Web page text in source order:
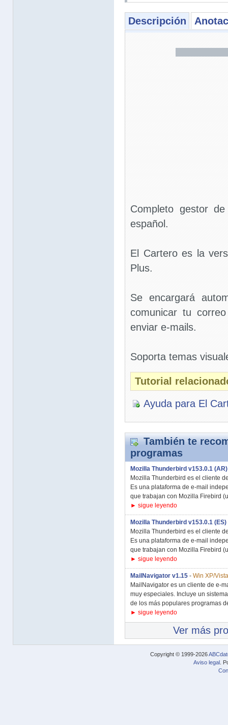
Descripción
Completo gestor
español.
El Cartero es la
Plus.
Se encargará
comunicar tu
enviar e-mails.
Soporta temas
Tutorial
Ayuda para El
También te
programas
Mozilla Thunderbird v153.0.1 (AR)
Mozilla Thunderbird es el cliente
Es una plataforma de e-mail
que trabajan con Mozilla Firebird
► sigue leyendo
Mozilla Thunderbird v153.0.1 (ES)
Mozilla Thunderbird es el cliente
Es una plataforma de e-mail
que trabajan con Mozilla Firebird
► sigue leyendo
MailNavigator v1.15 - Win XP/
MailNavigator es un cliente de e-
muy especiales. Incluye un
de los más populares programas
► sigue leyendo
Ver más
Copyright © 1999-2026
Aviso legal .